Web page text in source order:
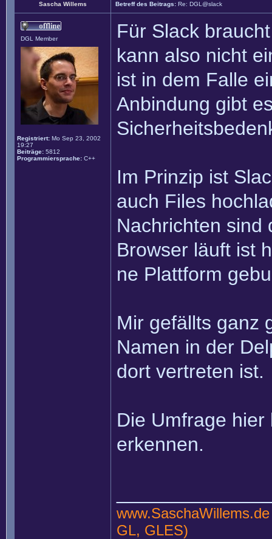
Sascha Willems Betreff des Beitrags: Re: DGL@slack
DGL Member
Registriert: Mo Sep 23, 2002
19:27
Beiträge: 5812
Programmiersprache: C++
Für Slack
kann also nicht
ist in dem Falle
Anbindung gibt
Im Prinzip ist
auch Files
Nachrichten sind
Browser läuft ist
ne Plattform
Mir gefällts ganz
Namen in der
dort vertreten ist.
Die Umfrage
erkennen.
www.SaschaWillems.de
GL, GLES)